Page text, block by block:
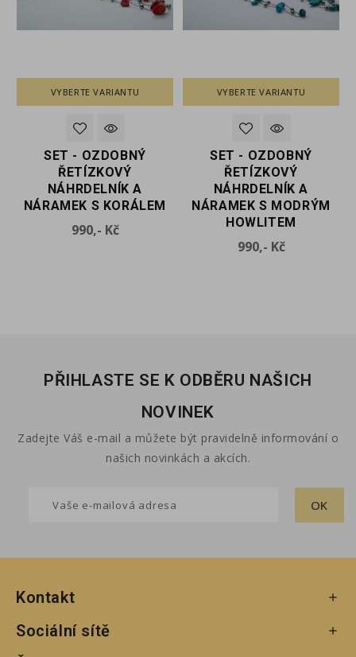
VYBERTE VARIANTU
SET - OZDOBNÝ
ŘETÍZKOVÝ
NÁHRDELNÍK A
NÁRAMEK S KORÁLEM
990,- KčCena
VYBERTE VARIANTU
SET - OZDOBNÝ
ŘETÍZKOVÝ
NÁHRDELNÍK A
NÁRAMEK S MODRÝM
HOWLITEM
990,- KčCena
PŘIHLASTE SE K ODBĚRU NAŠICH
NOVINEK
Zadejte Váš e-mail a můžete být pravidelně informování o
našich novinkách a akcích.
Kontakt 
Sociální sítě 